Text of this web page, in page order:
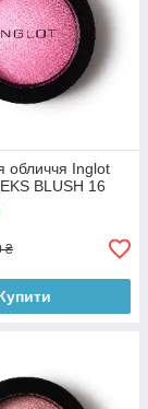
обличчя Inglot
BLUSH 16
₴